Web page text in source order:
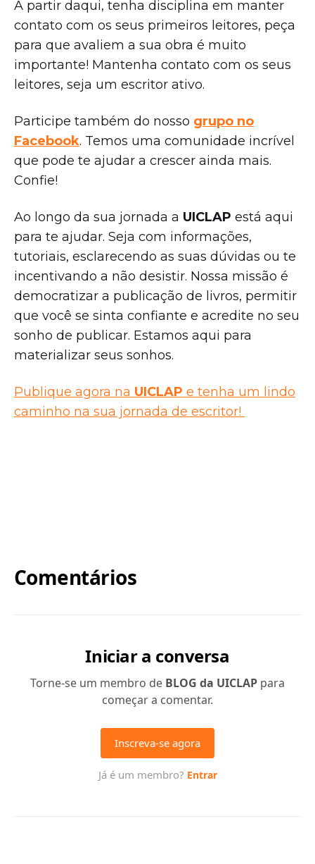
A partir daqui, tenha disciplina em manter
contato com os seus primeiros leitores, peça
para que avaliem a sua obra é muito
importante! Mantenha contato com os seus
leitores, seja um escritor ativo.
Participe também do nosso grupo no
Facebook. Temos uma comunidade incrível
que pode te ajudar a crescer ainda mais.
Confie!
Ao longo da sua jornada a UICLAP está aqui
para te ajudar. Seja com informações,
tutoriais, esclarecendo as suas dúvidas ou te
incentivando a não desistir. Nossa missão é
democratizar a publicação de livros, permitir
que você se sinta confiante e acredite no seu
sonho de publicar. Estamos aqui para
materializar seus sonhos.
Publique agora na UICLAP e tenha um lindo
caminho na sua jornada de escritor!